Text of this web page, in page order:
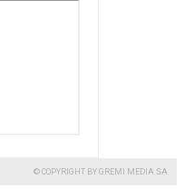
© COPYRIGHT BY GREMI MEDIA SA